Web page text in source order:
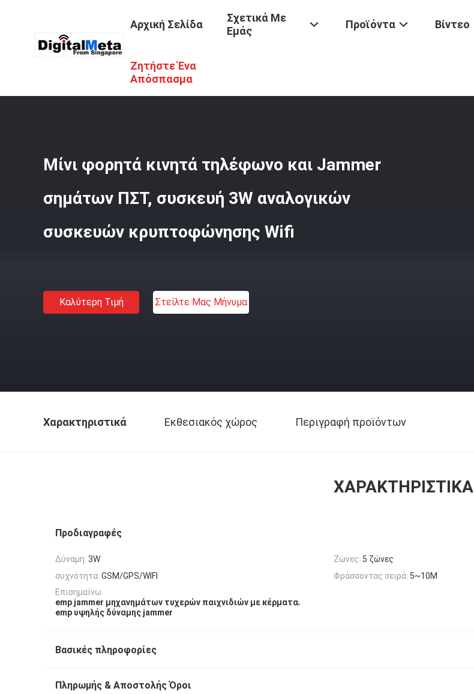
Αρχική Σελίδα
Σχετικά Με
Εμάς
Προϊόντα Βίντεο
Ζητήστε Ένα
Απόσπασμα
Προϊόντα / Ραδιο Jammer Σημάτων
Μίνι φορητά κινητά τηλέφωνο και Jammer
σημάτων ΠΣΤ, συσκευή 3W αναλογικών
συσκευών κρυπτοφώνησης Wifi
Καλύτερη Τιμή Στείλτε Μας Μήνυμα
Χαρακτηριστικά Εκθεσιακός χώρος Περιγραφή προϊόντων
ΧΑΡΑΚΤΗΡΙΣΤΙΚΆ
Προδιαγραφές
Δύναμη: 3W Ζώνες: 5 ζώνες
συχνότητα: GSM/GPS/WIFI Φράσσοντας σειρά: 5~10M
Επισημαίνω:
emp jammer μηχανημάτων τυχερών παιχνιδιών με κέρματα,
emp υψηλής δύναμης jammer
Βασικές πληροφορίες
Πληρωμής & Αποστολής Όροι